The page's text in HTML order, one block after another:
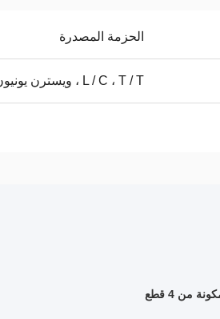
الحزمة المصدرة
L / C ، T / T ، ويسترن يونيون